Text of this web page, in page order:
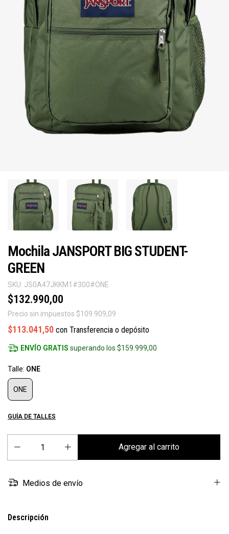
Mochila JANSPORT BIG STUDENT-
GREEN
SKU: JS0A47JKKM1#300#ONE
$132.990,00
Precio sin impuestos $109.909,09
$113.041,50 con Transferencia o depósito
ENVÍO GRATIS superando los$159.999,00
Talle: ONE
ONE
GUÍA DE TALLES
Medios de envío
Descripción